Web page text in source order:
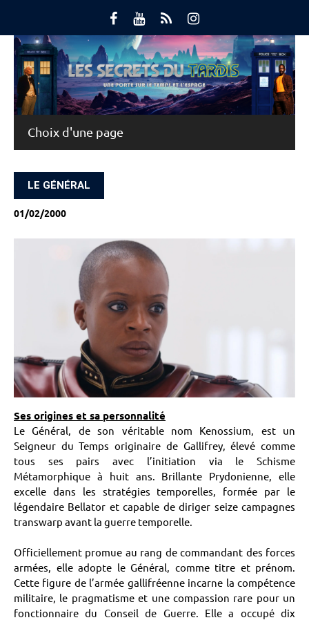
content
Main Menu
LE GÉNÉRAL
01/02/2000
Ses origines et sa personnalité
Le Général, de son véritable nom Kenossium, est un
Seigneur du Temps originaire de Gallifrey, élevé comme
tous ses pairs avec l’initiation via le Schisme
Métamorphique à huit ans. Brillante Prydonienne, elle
excelle dans les stratégies temporelles, formée par le
légendaire Bellator et capable de diriger seize campagnes
transwarp avant la guerre temporelle.
Officiellement promue au rang de commandant des forces
armées, elle adopte le Général, comme titre et prénom.
Cette figure de l’armée gallifréenne incarne la compétence
militaire, le pragmatisme et une compassion rare pour un
fonctionnaire du Conseil de Guerre. Elle a occupé dix